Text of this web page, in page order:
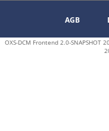
AGB
OXS-DCM Frontend 2.0-